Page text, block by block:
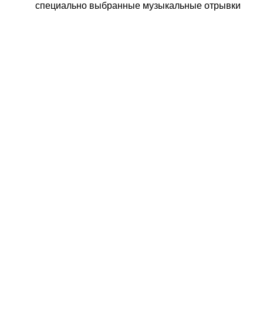
специально выбранные музыкальные отрывки